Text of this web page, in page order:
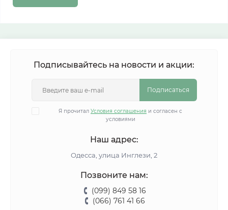
Подписывайтесь на новости и акции:
Подписаться
Я прочитал Условия соглашения и согласен с
условиями
Наш адрес:
Одесса, улица Инглези, 2
Позвоните нам:
(099) 849 58 16
(066) 761 41 66